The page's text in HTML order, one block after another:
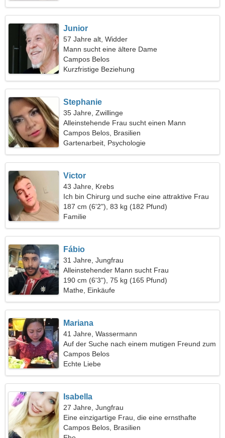
Junior
57 Jahre alt, Widder
Mann sucht eine ältere Dame
Campos Belos
Kurzfristige Beziehung
Stephanie
35 Jahre, Zwillinge
Alleinstehende Frau sucht einen Mann
Campos Belos, Brasilien
Gartenarbeit, Psychologie
Victor
43 Jahre, Krebs
Ich bin Chirurg und suche eine attraktive Frau
187 cm (6'2"), 83 kg (182 Pfund)
Familie
Fábio
31 Jahre, Jungfrau
Alleinstehender Mann sucht Frau
190 cm (6'3"), 75 kg (165 Pfund)
Mathe, Einkäufe
Mariana
41 Jahre, Wassermann
Auf der Suche nach einem mutigen Freund zum
Spaß
Campos Belos
Echte Liebe
Isabella
27 Jahre, Jungfrau
Eine einzigartige Frau, die eine ernsthafte
Beziehung sucht
Campos Belos, Brasilien